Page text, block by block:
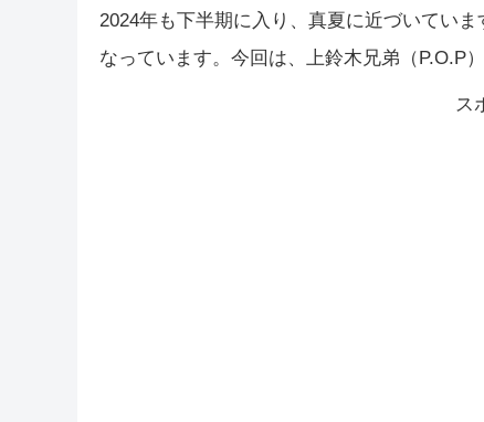
2024年も下半期に入り、真夏に近づいてい
なっています。今回は、上鈴木兄弟（P.O.P
ス